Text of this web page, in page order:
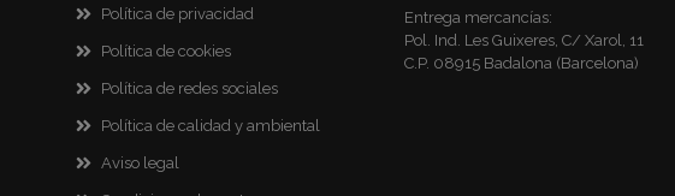
Política de privacidad
Política de cookies
Política de redes sociales
Política de calidad y ambiental
Aviso legal
Entrega mercancías:
Pol. Ind. Les Guixeres, C/ Xarol, 11
C.P. 08915 Badalona (Barcelona)